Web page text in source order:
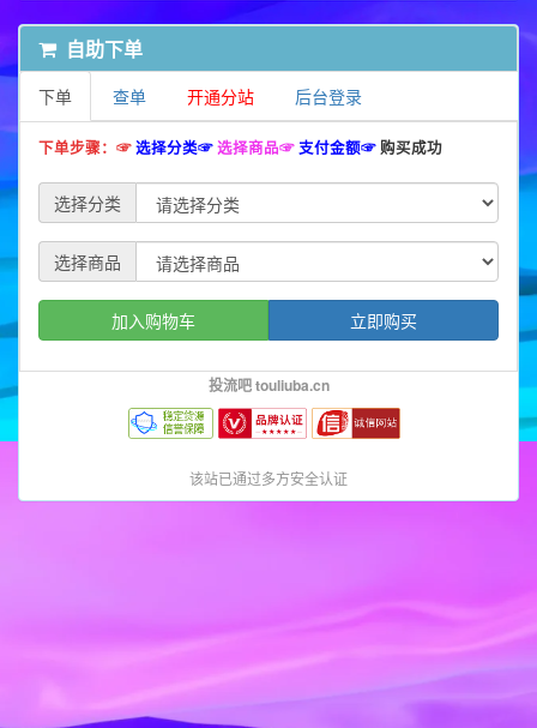
自助下单
下单 查单 开通分站 后台登录
下单步骤：☞选择分类☞选择商品☞支付金额☞购买成功
选择分类
选择商品
加入购物车 立即购买
投流吧 touliuba.cn
该站已通过多方安全认证